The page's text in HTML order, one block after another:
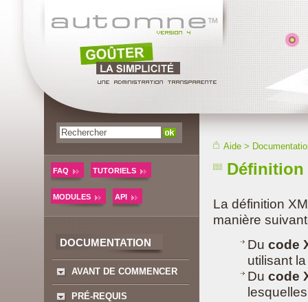
FAQ TUTORIELS
MODULES API
DOCUMENTATION
AVANT DE COMMENCER
PRÉ-REQUIS
Aide >
Définition
La définition
manière
Du code
utilisant
Du code